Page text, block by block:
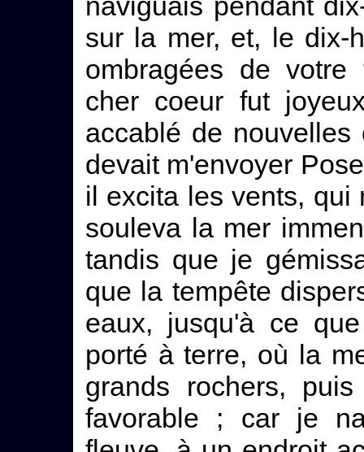
sur la mer, et, le dix-
ombragées de votre
cher coeur fut
accablé de nouvelles
devait m'envoyer
il excita les vents, qui
souleva la mer
tandis que je
que la tempête
eaux, jusqu'à ce
porté à terre, où la
grands rochers,
favorable ; car je